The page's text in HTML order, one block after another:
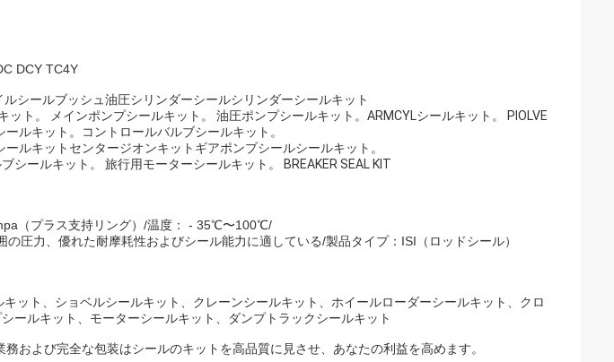
DCY TC4Y
シールブッシュ油圧シリンダーシールシリンダーシールキット
ット。 メインポンプシールキット。 油圧ポンプシールキット。ARMCYLシールキット。 PIOLVE
ールキット。コントロールバルブシールキット。
ールキットセンタージオンキットギアポンプシールシールキット。
シールキット。 旅行用モーターシールキット。 BREAKER SEAL KIT
（プラス支持リング）/温度： - 35℃〜100℃/
圧力、優れた耐摩耗性およびシール能力に適している/製品タイプ：ISI（ロッドシール）
ット、ショベルシールキット、クレーンシールキット、ホイールローダーシールキット、クロ
ールキット、モーターシールキット、ダンプトラックシールキット
および完全な包装はシールのキットを高品質に見させ、あなたの利益を高めます。